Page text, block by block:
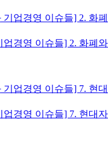
업경영 이슈들] 2. 화폐
업경영 이슈들] 7. 현대